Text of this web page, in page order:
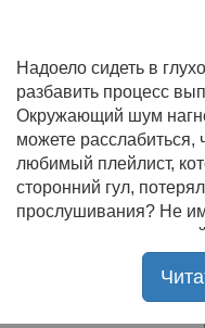
Надоело сидеть в
разбавить процесс
Окружающий шум
можете расслабиться,
любимый плейлист,
сторонний гул,
прослушивания? Не
представления, где
на замену старому? В